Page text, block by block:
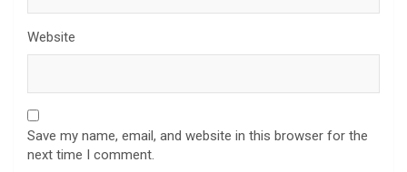
Website
Save my name, email, and website in this browser for the
next time I comment.